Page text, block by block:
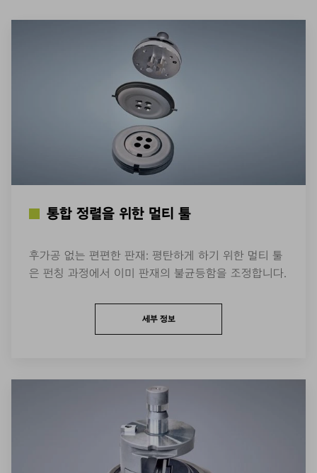
통합 정렬을 위한 멀티 툴
후가공 없는 편편한 판재: 평탄하게 하기 위한 멀티 툴
은 펀칭 과정에서 이미 판재의 불균등함을 조정합니다.
세부 정보